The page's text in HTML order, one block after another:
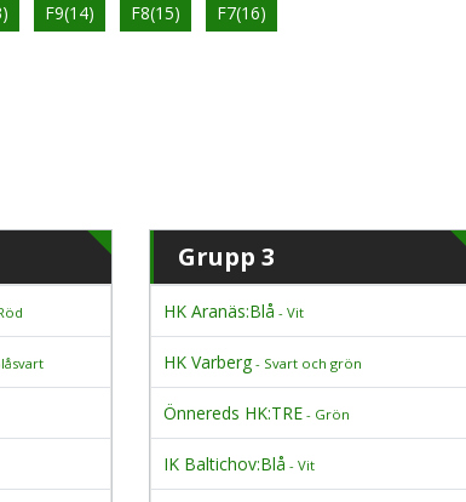
F9(14) F8(15) F7(16)
Grupp 3
HK Aranäs:Blå - Vit
HK Varberg - Svart och grön
Önnereds HK:TRE - Grön
IK Baltichov:Blå - Vit